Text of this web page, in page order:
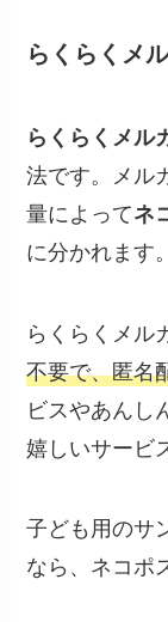
らくらくメ
らくらくメル
法です。メル
量によってネ
に分かれます。
らくらくメル
不要で、匿名
ビスやあんし
嬉しいサービ
子ども用のサ
なら、ネコポ